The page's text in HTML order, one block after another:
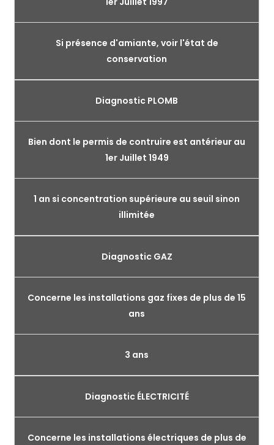
Si présence d'amiante, voir l'état de
conservation
Diagnostic PLOMB
Bien dont le permis de contruire est antérieur au
1er Juillet 1949
1 an si concentration supérieure au seuil sinon
illimitée
Diagnostic GAZ
Concerne les installations gaz fixes de plus de 15
ans
3 ans
Diagnostic ÉLECTRICITÉ
Concerne les installations électriques de plus de